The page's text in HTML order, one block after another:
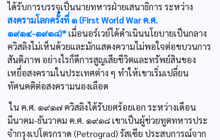
ได้รับการบรรจุเป็นนายทหารฝ่ายเสนาธิการ ระหว่าง
สงครามโลกครั้งที่ ๑ (First World War ค.ศ.
๑๙๑๔-๑๙๑๘)* เมื่อนอร์เวย์ได้ดำเนินนโยบายเป็นกลาง
ควิสลิงไม่เห็นด้วยและมักแสดงความไม่พอใจต่อขบวนการ
สันติภาพ อย่างไรก็ดีการสูญเสียชีวิตและทรัพย์สินของ
เหยื่อสงครามในประเทศต่าง ๆ ทำให้เขาเริ่มเปลี่ยน
ทัศนคติต่อสงครามนองเลือด
ใน ค.ศ. ๑๙๑๗ ควิสลิงได้รับยศร้อยเอก ระหว่างเดือน
มีนาคม-ธันวาคม ค.ศ. ๑๙๑๘ เขาเป็นผู้ช่วยทูตทหารประ
จำกรุงเปโตรกราด (Petrograd) รัสเซีย ประสบการณ์จาก